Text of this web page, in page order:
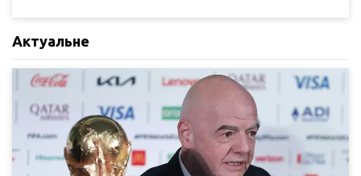
Актуальне